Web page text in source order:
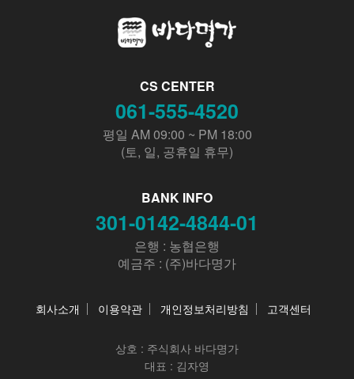
CS CENTER
061-555-4520
평일 AM 09:00 ~ PM 18:00
(토, 일, 공휴일 휴무)
BANK INFO
301-0142-4844-01
은행 : 농협은행
예금주 : (주)바다명가
회사소개 이용약관 개인정보처리방침 고객센터
상호 : 주식회사 바다명가
대표 : 김자영